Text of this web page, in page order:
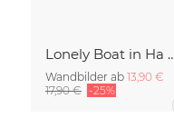
Lonely Boat in
Wandbilder ab 13,90 €
17,90 € -25%